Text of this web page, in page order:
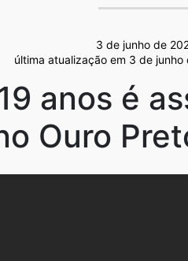
3 de junho de
última atualização em 3 de
anos é
Ouro